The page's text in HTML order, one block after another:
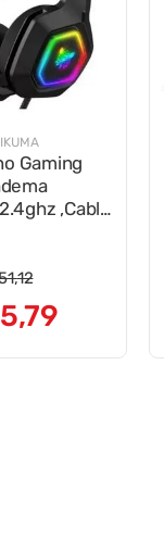
Gaming
,Cable
,12
,79